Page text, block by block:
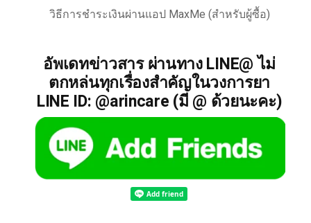
วิธีการชำระเงินผ่านแอป MaxMe (สำหรับผู้ซื้อ)
อัพเดทข่าวสาร ผ่านทาง LINE@ ไม่
ตกหล่นทุกเรื่องสำคัญในวงการยา
LINE ID: @arincare (มี @ ด้วยนะคะ)